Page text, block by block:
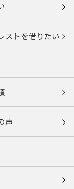
ストを借りたい
声